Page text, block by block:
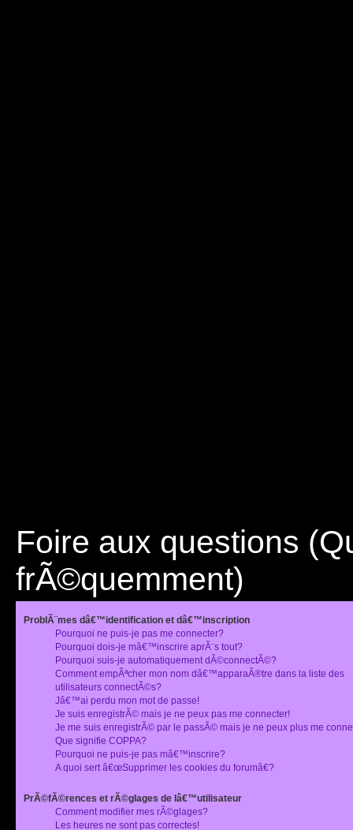
Foire aux questions
frÃ©quemment)
ProblÃ¨mes dâ€™identification et dâ€™inscription
Pourquoi ne puis-je pas me connecter?
Pourquoi dois-je mâ€™inscrire aprÃ¨s tout?
Pourquoi suis-je automatiquement dÃ©connectÃ©?
Comment empÃªcher mon nom dâ€™apparaÃ®tre dans la liste des
utilisateurs connectÃ©s?
Jâ€™ai perdu mon mot de passe!
Je suis enregistrÃ© mais je ne peux pas me connecter!
Je me suis enregistrÃ© par le passÃ© mais je ne peux plus me
Que signifie COPPA?
Pourquoi ne puis-je pas mâ€™inscrire?
A quoi sert â€œSupprimer les cookies du forumâ€?
PrÃ©fÃ©rences et rÃ©glages de lâ€™utilisateur
Comment modifier mes rÃ©glages?
Les heures ne sont pas correctes!